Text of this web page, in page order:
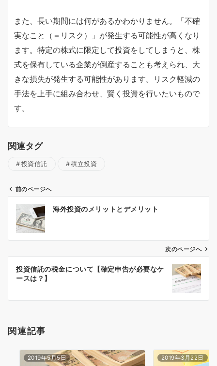
また、長い期間には何があるかわかりません。「不確
実なこと（＝リスク）」が発生する可能性が高くなり
ます。特定の株式に限定して投資をしてしまうと、株
式を保有している企業が倒産することも考えられ、大
きな損失が発生する可能性があります。リスク軽減の
手法を上手に組み合わせ、賢く投資を行いたいもので
す。
関連タグ
投資信託 積立投資
ビ
ン
前のページへ
海外投資のメリットとデメリット
次のページへ
投資信託の税金について【確定申告が必要なケ
ースは？】
関連記事
2019年5月5日 2019年3月22日